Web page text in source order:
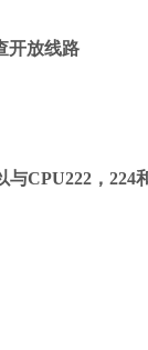
开放线路
CPU222，224